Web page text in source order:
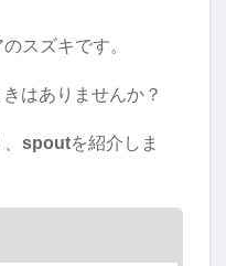
スズキです。
はありませんか？
spoutを紹介しま